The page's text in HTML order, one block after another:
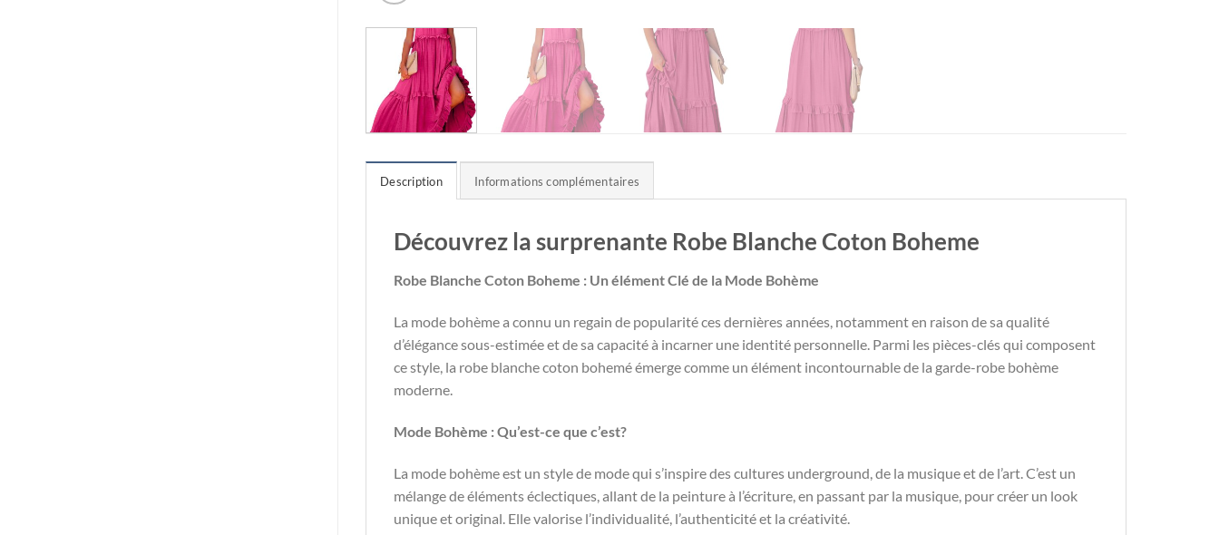
Description Informations complémentaires
Découvrez la surprenante Robe Blanche Coton Boheme
Robe Blanche Coton Boheme : Un élément Clé de la Mode Bohème
La mode bohème a connu un regain de popularité ces dernières années, notamment en raison de sa qualité
d’élégance sous-estimée et de sa capacité à incarner une identité personnelle. Parmi les pièces-clés qui composent
ce style, la robe blanche coton bohemé émerge comme un élément incontournable de la garde-robe bohème
moderne.
Mode Bohème : Qu’est-ce que c’est?
La mode bohème est un style de mode qui s’inspire des cultures underground, de la musique et de l’art. C’est un
mélange de éléments éclectiques, allant de la peinture à l’écriture, en passant par la musique, pour créer un look
unique et original. Elle valorise l’individualité, l’authenticité et la créativité.